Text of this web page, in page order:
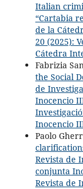
Italian
“Cartabia
de la
20 (2025):
Cátedra
Fabrizia
the Social
de
Inocencio
Inocencio
Paolo
Revista de
conjunta
Revista de